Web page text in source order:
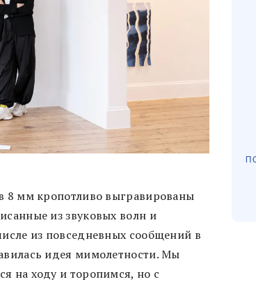
8 мм кропотливо выгравированы
из звуковых волн и
из повседневных сообщений в
идея мимолетности. Мы
на ходу и торопимся, но с